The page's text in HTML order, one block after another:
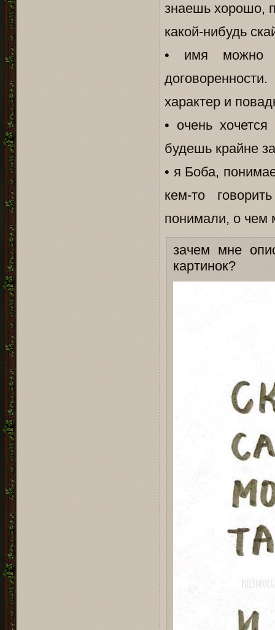
знаешь хорошо,
какой-нибудь
• имя можно
характер и
• очень
будешь крайне
• я Боба,
кем-то
понимали, о чем
зачем мне
картинок?